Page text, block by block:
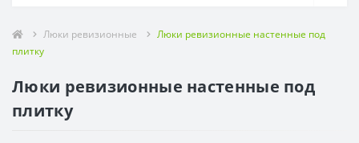
Люки ревизионные
Люки ревизионные настенные под
плитку
Люки ревизионные настенные под
плитку